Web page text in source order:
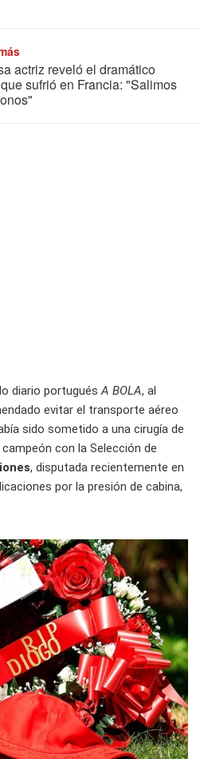
actriz reveló el dramático
sufrió en Francia: "Salimos
diario portuguésA BOLA, al
evitar el transporte aéreo
sido sometido a una cirugía de
con la Selección de
, disputada recientemente en
por la presión de cabina,